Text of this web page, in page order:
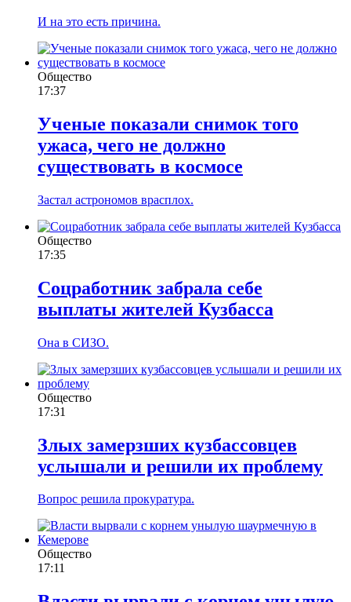
И на это есть причина.
Общество
17:37
Ученые показали снимок того
ужаса, чего не должно
существовать в космосе
Застал астрономов врасплох.
Общество
17:35
Соцработник забрала себе
выплаты жителей Кузбасса
Она в СИЗО.
Общество
17:31
Злых замерзших кузбассовцев
услышали и решили их проблему
Вопрос решила прокуратура.
Общество
17:11